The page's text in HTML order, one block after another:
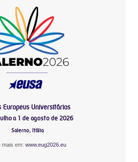
Europeus Universitários
a 1 de agosto de 2026
Salerno, Itália
mais em: www.eug2026.eu